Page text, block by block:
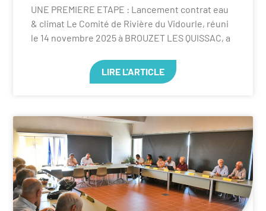
UNE PREMIERE ETAPE : Lancement contrat eau
& climat Le Comité de Rivière du Vidourle, réuni
le 14 novembre 2025 à BROUZET LES QUISSAC, a
LIRE L'ARTICLE